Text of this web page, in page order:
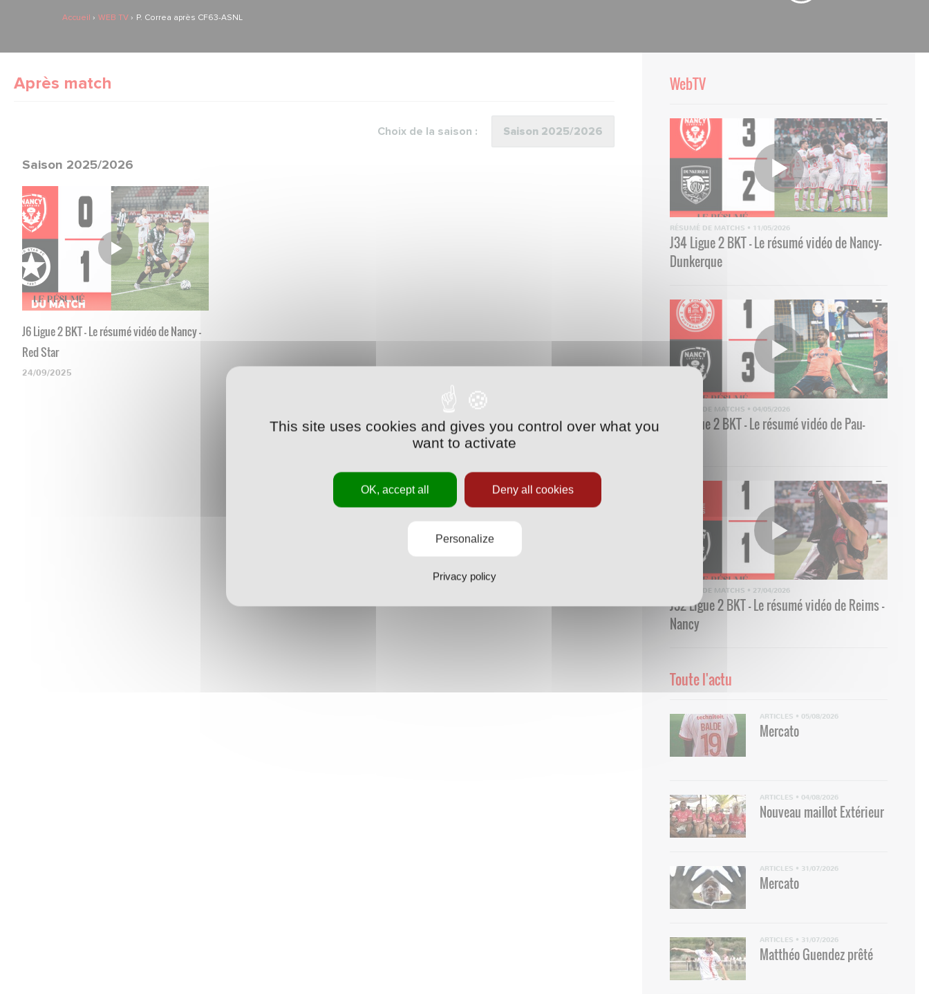
Accueil WEB TV P. Correa après CF63-ASNL
Après match
Choix de la saison :
Saison 2025/2026
J6 Ligue 2 BKT - Le résumé vidéo de Nancy -
Red Star
24/09/2025
WebTV
RÉSUMÉ DE MATCHS • 11/05/2026
J34 Ligue 2 BKT - Le résumé vidéo de Nancy-
Dunkerque
RÉSUMÉ DE MATCHS • 04/05/2026
33 Ligue 2 BKT - Le résumé vidéo de Pau-
RÉSUMÉ DE MATCHS • 27/04/2026
J32 Ligue 2 BKT - Le résumé vidéo de Reims -
Nancy
Toute l'actu
ARTICLES • 05/08/2026
Mercato
ARTICLES • 04/08/2026
Nouveau maillot Extérieur
ARTICLES • 31/07/2026
Mercato
ARTICLES • 31/07/2026
Matthéo Guendez prêté
This site uses cookies and gives you control over what you
want to activate
OK, accept all Deny all cookies
Personalize
Privacy policy